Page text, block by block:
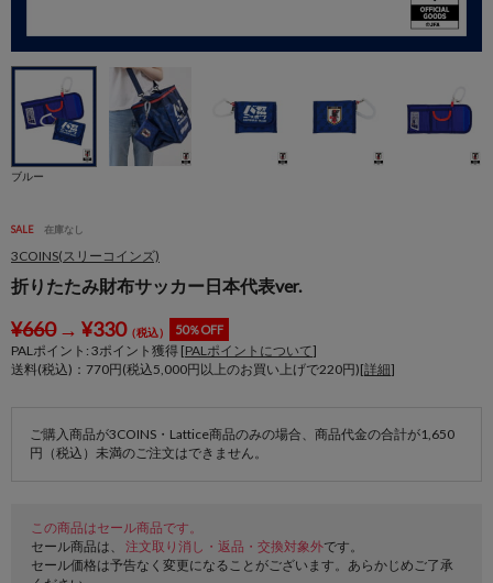
ブルー
SALE 在庫なし
3COINS(スリーコインズ)
折りたたみ財布サッカー日本代表ver.
¥660→ ¥330（税込） 50％OFF
PALポイント: 3ポイント獲得 [PALポイントについて]
送料(税込)：770円(税込5,000円以上のお買い上げで220円)[詳細]
ご購入商品が3COINS・Lattice商品のみの場合、商品代金の合計が1,650
円（税込）未満のご注文はできません。
この商品はセール商品です。
セール商品は、 注文取り消し・返品・交換対象外です。
セール価格は予告なく変更になることがございます。あらかじめご了承